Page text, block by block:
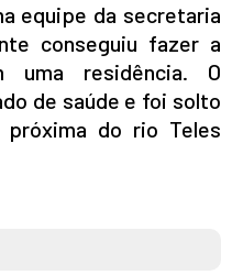
equipe da secretaria
conseguiu fazer a
uma residência. O
de saúde e foi solto
do rio Teles